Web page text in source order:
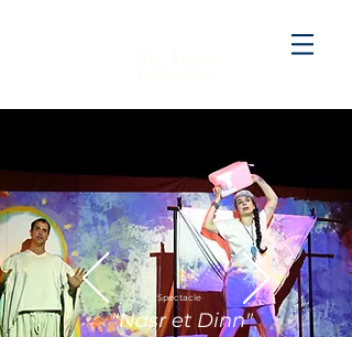
Spectacle
"Nasr et Dinn"